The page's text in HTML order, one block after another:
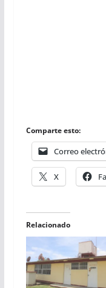
Comparte esto:
Correo
X
Relacionado